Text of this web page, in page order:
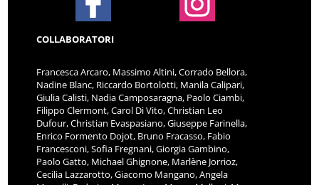
COLLABORATORI
Francesca Arcaro, Massimo Altini, Corrado Bellora,
Nadine Blanc, Riccardo Bortolotti, Manila Calipari,
Giulia Calisti, Nadia Camposaragna, Paolo Ciambi,
Filippo Clermont, Carol Di Vito, Christian Leo
Dufour, Christian Evaspasiano, Giuseppe Farinella,
Enrico Formento Dojot, Bruno Fracasso, Fabio
Francesconi, Sofia Fregnani, Giorgia Gambino,
Paolo Gatto, Michael Ghignone, Marlène Jorrioz,
Cecilia Lazzarotto, Giacomo Mangano, Angela